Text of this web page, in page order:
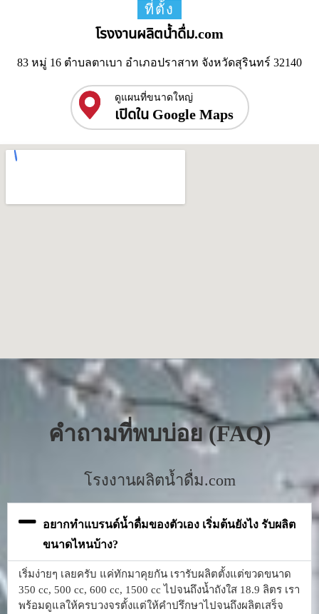
ที่ตั้ง
โรงงานผลิตน้ำดื่ม.com
83 หมู่ 16 ตำบลตาเบา อำเภอปราสาท จังหวัดสุรินทร์ 32140
ดูแผนที่ขนาดใหญ่
เปิดใน Google Maps
คำถามที่พบบ่อย (FAQ)
โรงงานผลิตน้ำดื่ม.com
อยากทำแบรนด์น้ำดื่มของตัวเอง เริ่มต้นยังไง รับผลิต
ขนาดไหนบ้าง?
เริ่มง่ายๆ เลยครับ แค่ทักมาคุยกัน เรารับผลิตตั้งแต่ขวดขนาด
350 cc, 500 cc, 600 cc, 1500 cc ไปจนถึงน้ำถังใส 18.9 ลิตร เรา
พร้อมดูแลให้ครบวงจรตั้งแต่ให้คำปรึกษาไปจนถึงผลิตเสร็จ